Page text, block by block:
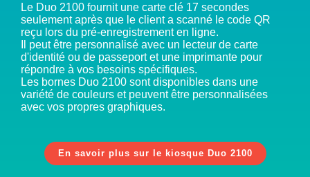
Le Duo 2100 fournit une carte clé 17 secondes
seulement après que le client a scanné le code QR
reçu lors du pré-enregistrement en ligne.
Il peut être personnalisé avec un lecteur de carte
d'identité ou de passeport et une imprimante pour
répondre à vos besoins spécifiques.
Les bornes Duo 2100 sont disponibles dans une
variété de couleurs et peuvent être personnalisées
avec vos propres graphiques.
En savoir plus sur le kiosque Duo 2100